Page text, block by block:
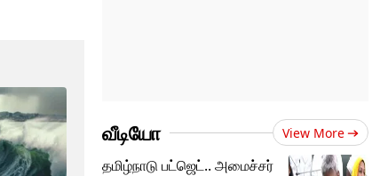
வீடியோ View More
தமிழ்நாடு பட்ஜெட்.. அமைச்சர்